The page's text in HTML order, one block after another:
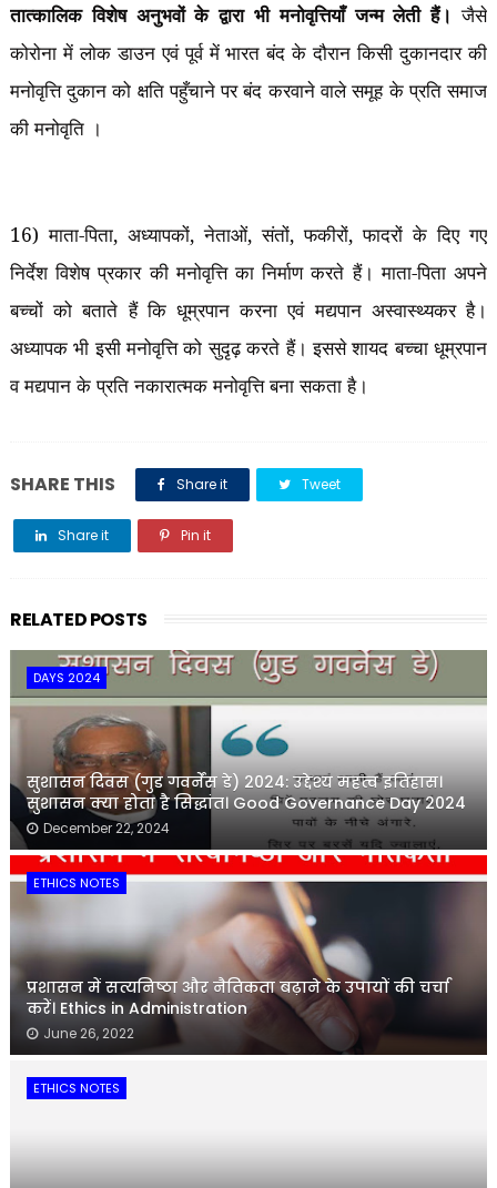
तात्कालिक विशेष अनुभवों के द्वारा भी मनोवृत्तियाँ जन्म लेती हैं। जैसे
कोरोना में लोक डाउन एवं पूर्व में भारत बंद के दौरान किसी दुकानदार की
मनोवृत्ति दुकान को क्षति पहुँचाने पर बंद करवाने वाले समूह के प्रति समाज
की मनोवृति ।
16) माता-पिता, अध्यापकों,नेताओं,संतों,फकीरों,फादरों के दिए गए
निर्देश विशेष प्रकार की मनोवृत्ति का निर्माण करते हैं। माता-पिता अपने
बच्चों को बताते हैं कि धूम्रपान करना एवं मद्यपान अस्वास्थ्यकर है।
अध्यापक भी इसी मनोवृत्ति को सुदृढ़ करते हैं। इससे शायद बच्चा धूम्रपान
व मद्यपान के प्रति नकारात्मक मनोवृत्ति बना सकता है।
SHARE THIS Share it Tweet
Share it Pin it
RELATED POSTS
DAYS 2024
सुशासन दिवस (गुड गवर्नेंस डे) 2024: उद्देश्य महत्व इतिहास।
सुशासन क्या होता है सिद्धांत। Good Governance Day 2024
December 22, 2024
ETHICS NOTES
प्रशासन में सत्यनिष्ठा और नैतिकता बढ़ाने के उपायों की चर्चा
करें। Ethics in Administration
June 26, 2022
ETHICS NOTES